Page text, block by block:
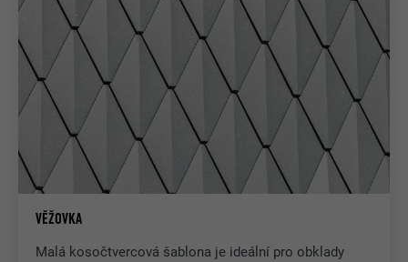
VĚŽOVKA
Malá kosočtvercová šablona je ideální pro obklady